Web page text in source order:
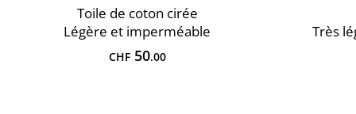
Toile de coton cirée
Légère et imperméable
CHF50.00
Très